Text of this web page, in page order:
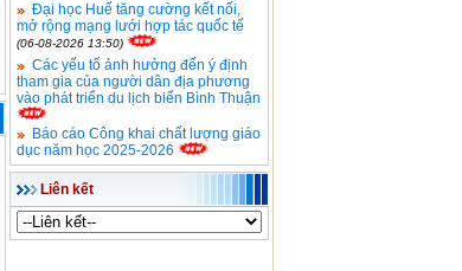
Đại học Huế tăng cường kết nối,
mở rộng mạng lưới hợp tác quốc tế
(06-08-2026 13:50)
Các yếu tố ảnh hưởng đến ý định
tham gia của người dân địa phương
vào phát triển du lịch biển Bình Thuận
Báo cáo Công khai chất lượng giáo
dục năm học 2025-2026
Liên kết